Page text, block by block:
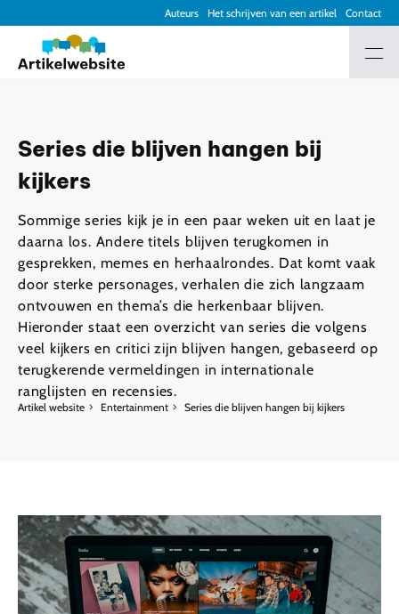
Auteurs Het schrijven van een artikel Contact
Series die blijven hangen bij
kijkers
Sommige series kijk je in een paar weken uit en laat je
daarna los. Andere titels blijven terugkomen in
gesprekken, memes en herhaalrondes. Dat komt vaak
door sterke personages, verhalen die zich langzaam
ontvouwen en thema’s die herkenbaar blijven.
Hieronder staat een overzicht van series die volgens
veel kijkers en critici zijn blijven hangen, gebaseerd op
terugkerende vermeldingen in internationale
ranglijsten en recensies.
Artikel website Entertainment Series die blijven hangen bij kijkers